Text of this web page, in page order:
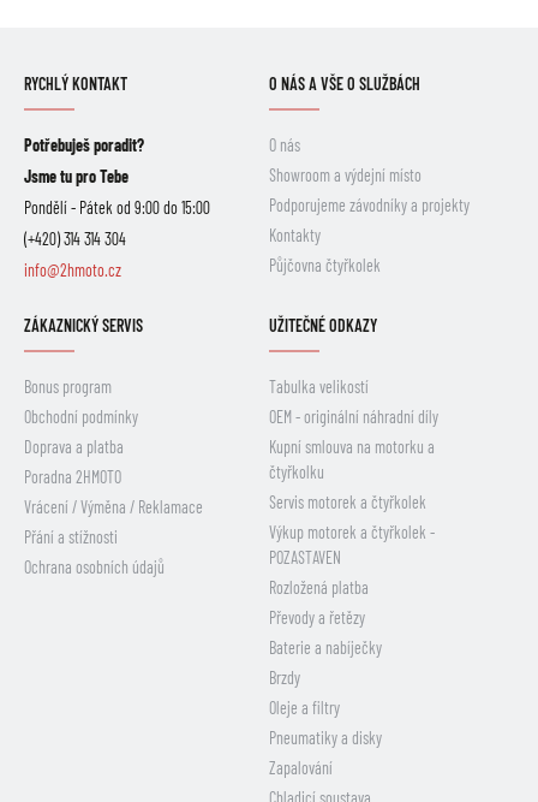
RYCHLÝ KONTAKT
Potřebuješ poradit?
Jsme tu pro Tebe
Pondělí - Pátek od 9:00 do 15:00
(+420) 314 314 304
info@2hmoto.cz
O NÁS A VŠE O SLUŽBÁCH
O nás
Showroom a výdejní místo
Podporujeme závodníky a projekty
Kontakty
Půjčovna čtyřkolek
ZÁKAZNICKÝ SERVIS
Bonus program
Obchodní podmínky
Doprava a platba
Poradna 2HMOTO
Vrácení / Výměna / Reklamace
Přání a stížnosti
Ochrana osobních údajů
UŽITEČNÉ ODKAZY
Tabulka velikostí
OEM - originální náhradní díly
Kupní smlouva na motorku a
čtyřkolku
Servis motorek a čtyřkolek
Výkup motorek a čtyřkolek -
POZASTAVEN
Rozložená platba
Převody a řetězy
Baterie a nabíječky
Brzdy
Oleje a filtry
Pneumatiky a disky
Zapalování